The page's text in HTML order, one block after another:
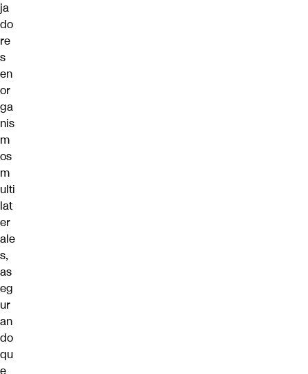
ja
do
re
s
en
or
ga
nis
m
os
m
ulti
lat
er
ale
s,
as
eg
ur
an
do
qu